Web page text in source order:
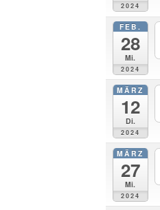
2024
FEB.
28
Mi.
2024
MÄRZ
12
Di.
2024
MÄRZ
27
Mi.
2024